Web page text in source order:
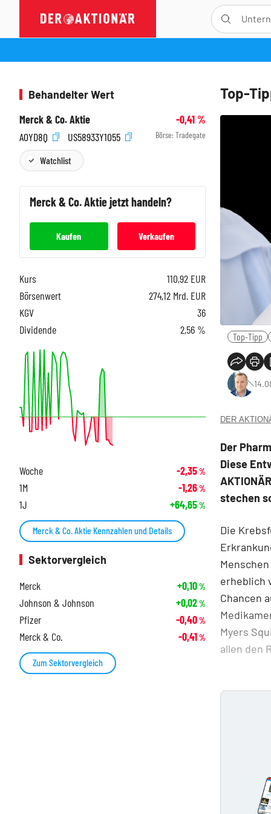
Top-
Top-Tipp
DER
Der
Diese
stechen
Die
erheblich
Chancen
Myers
allen den
Behandelter Wert
Merck & Co. Aktie
-0,41%
A0YD8Q
US58933Y1055 Börse: Tradegate
Watchlist
Merck & Co.Aktie jetzt handeln?
Kaufen Verkaufen
Kurs 110,92 EUR
Börsenwert
274,12 Mrd. EUR
KGV
36
Dividende
2,56 %
Woche -2,35%
1M -1,26%
1J +64,65%
Merck & Co. Aktie Kennzahlen und Details
Sektorvergleich
Merck
+0,10%
Johnson & Johnson +0,02%
Pfizer -0,40%
Merck & Co. -0,41%
Zum Sektorvergleich